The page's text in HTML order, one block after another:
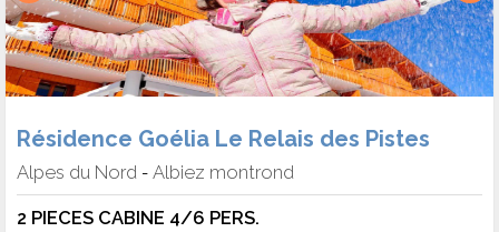
Résidence Goélia Le Relais des Pistes
Alpes du Nord - Albiez montrond
2 PIECES CABINE 4/6 PERS.